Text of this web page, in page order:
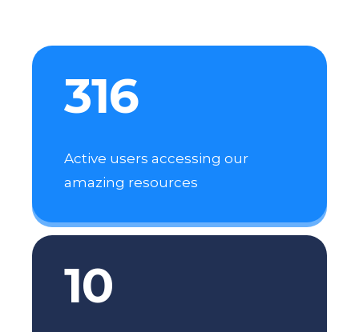
316
Active users accessing our
amazing resources
10